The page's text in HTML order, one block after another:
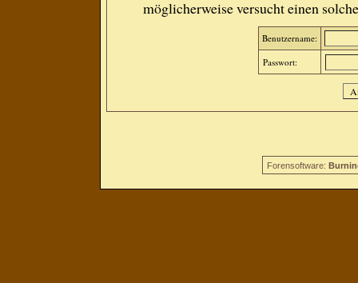
möglicherweise versucht einen
Benutzername:
Passwort:
Forensoftware: